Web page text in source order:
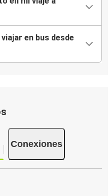
en bus desde
Conexiones